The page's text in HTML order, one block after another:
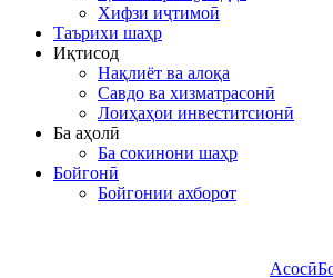
Хифзи иҷтимоӣ
Таърихи шаҳр
Иқтисод
Нақлиёт ва алоқа
Савдо ва хизматрасонӣ
Лоиҳаҳои инвеститсионӣ
Ба аҳолӣ
Ба сокинони шаҳр
Бойгонӣ
Бойгонии ахборот
Асосӣ